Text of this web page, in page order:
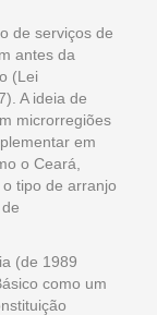
de serviços de
antes da
(Lei
A ideia de
microrregiões
em
o Ceará,
tipo de arranjo
(de 1989
como um